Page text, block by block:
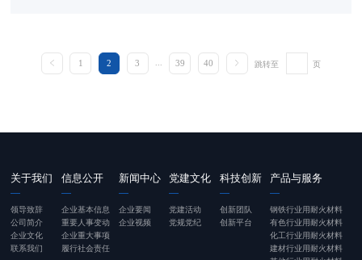
1 2 3 39 40 跳转至 页
关于我们
领导致辞
公司简介
企业文化
联系我们
信息公开
企业基本信息
重要人事变动
企业重大事项
履行社会责任
新闻中心
企业要闻
企业视频
党建文化
党建活动
党规党纪
科技创新
创新团队
创新平台
产品与服务
钢铁行业用耐火材料
有色行业用耐火材料
化工行业用耐火材料
建材行业用耐火材料